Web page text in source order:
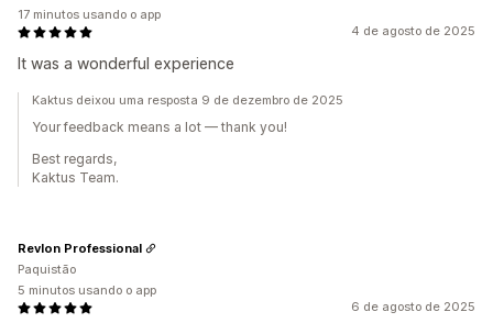
4 de agosto de 2025
It was a wonderful experience
17 minutos usando o app
Kaktus deixou uma resposta 9 de dezembro de 2025
Your feedback means a lot — thank you!
Best regards,
Kaktus Team.
6 de agosto de 2025
Revlon Professional
Paquistão
5 minutos usando o app